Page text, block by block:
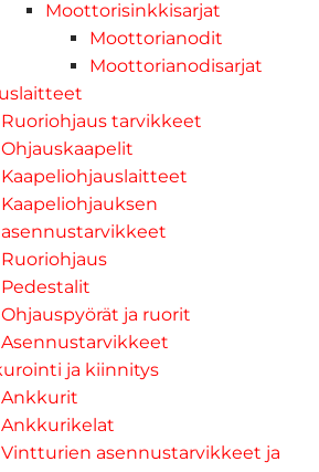
Moottorisinkkisarjat
Moottorianodit
Moottorianodisarjat
Ruoriohjaus tarvikkeet
Ohjauskaapelit
Kaapeliohjauslaitteet
Kaapeliohjauksen
asennustarvikkeet
Ruoriohjaus
Pedestalit
Ohjauspyörät ja ruorit
Asennustarvikkeet
ja kiinnitys
Ankkurit
Ankkurikelat
Vintturien asennustarvikkeet ja